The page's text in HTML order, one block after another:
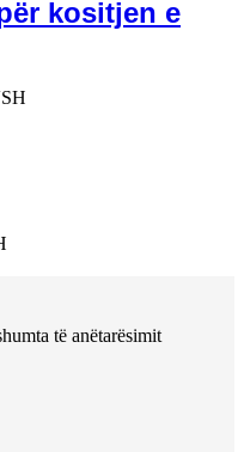
kositjen e
të anëtarësimit